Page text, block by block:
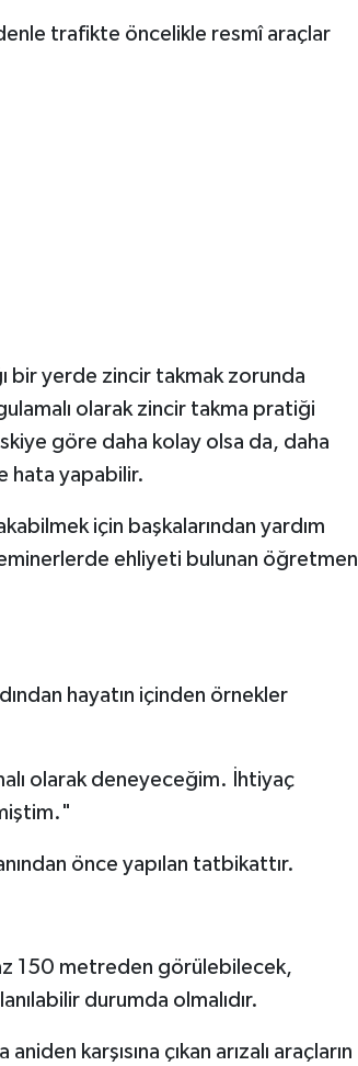
trafikte öncelikle resmî araçlar
bir yerde zincir takmak zorunda
olarak zincir takma pratiği
göre daha kolay olsa da, daha
hata yapabilir.
için başkalarından yardım
ehliyeti bulunan öğretmen
hayatın içinden örnekler
olarak deneyeceğim. İhtiyaç
önce yapılan tatbikattır.
150 metreden görülebilecek,
durumda olmalıdır.
karşısına çıkan arızalı araçların